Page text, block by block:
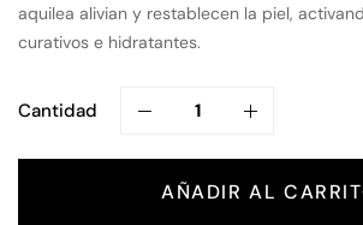
aquilea alivian y restablecen la piel,
curativos e hidratantes.
Cantidad
AÑADIR AL